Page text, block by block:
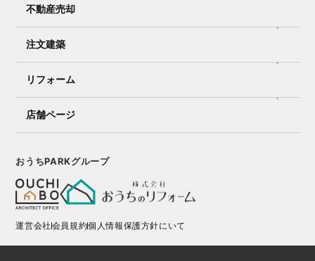
不動産売却
注文建築
リフォーム
店舗ページ
おうちPARKグループ
運営会社会員規約個人情報保護方針にいて